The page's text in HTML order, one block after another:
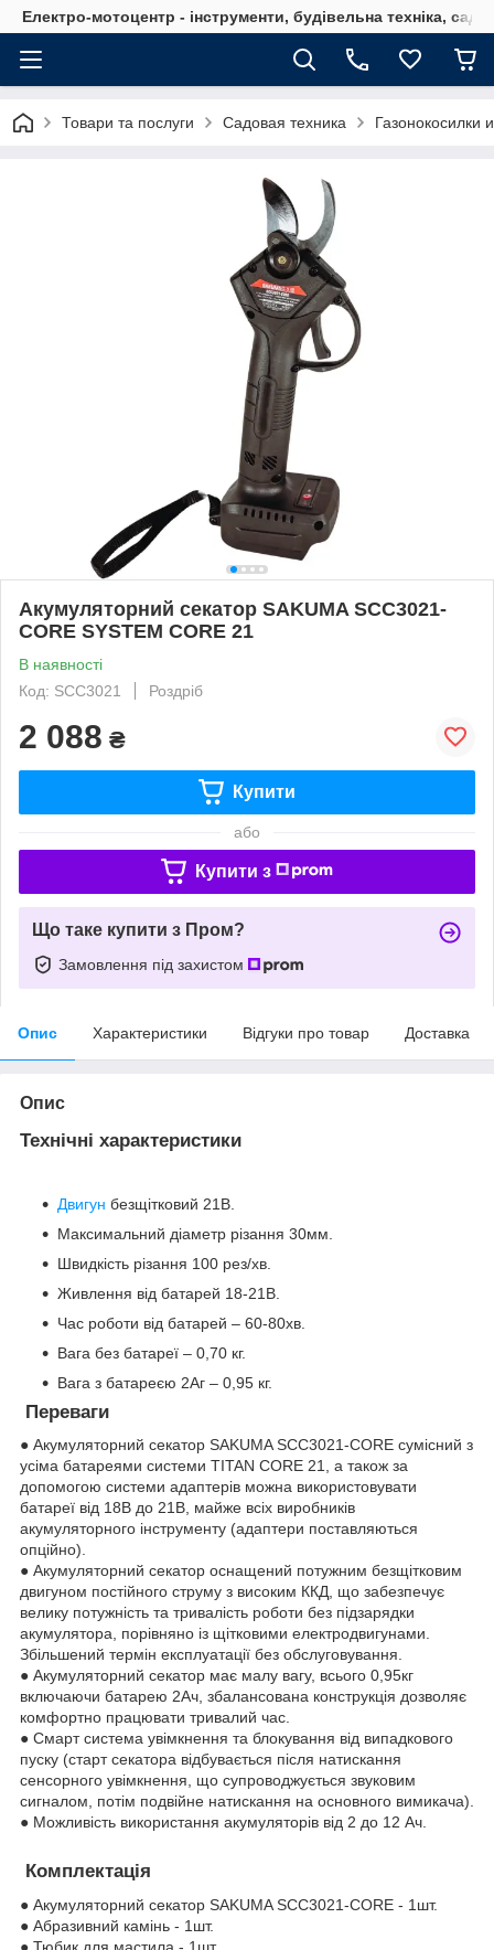
Електро-мотоцентр - інструменти, будівельна техніка,
Товари та послуги Садовая техника Газонокосилки
Акумуляторний секатор SAKUMA SCC3021-
CORE SYSTEM CORE 21
В наявності
Код: SCC3021
Роздріб
2 088 ₴
Купити
або
Купити з
Що таке купити з Пром?
Замовлення під захистом
Опис Характеристики Відгуки про товар Доставка
Опис
Технічні характеристики
Двигун безщітковий 21В.
Максимальний діаметр різання 30мм.
Швидкість різання 100 рез/хв.
Живлення від батарей 18-21В.
Час роботи від батарей – 60-80хв.
Вага без батареї – 0,70 кг.
Вага з батареєю 2Аг – 0,95 кг.
Переваги
● Акумуляторний секатор SAKUMA SCC3021-CORE сумісний з
усіма батареями системи TITAN CORE 21, а також за
допомогою системи адаптерів можна використовувати
батареї від 18В до 21В, майже всіх виробників
акумуляторного інструменту (адаптери поставляються
опційно).
● Акумуляторний секатор оснащений потужним безщітковим
двигуном постійного струму з високим ККД, що забезпечує
велику потужність та тривалість роботи без підзарядки
акумулятора, порівняно із щітковими електродвигунами.
Збільшений термін експлуатації без обслуговування.
● Акумуляторний секатор має малу вагу, всього 0,95кг
включаючи батарею 2Ач, збалансована конструкція дозволяє
комфортно працювати тривалий час.
● Смарт система увімкнення та блокування від випадкового
пуску (старт секатора відбувається після натискання
сенсорного увімкнення, що супроводжується звуковим
сигналом, потім подвійне натискання на основного вимикача).
● Можливість використання акумуляторів від 2 до 12 Ач.
Комплектація
● Акумуляторний секатор SAKUMA SCC3021-CORE - 1шт.
● Абразивний камінь - 1шт.